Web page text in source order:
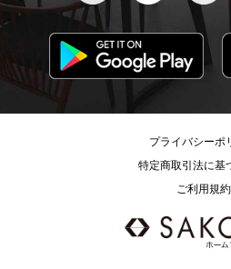
プライバシーポ
特定商取引法に基
ご利用規約